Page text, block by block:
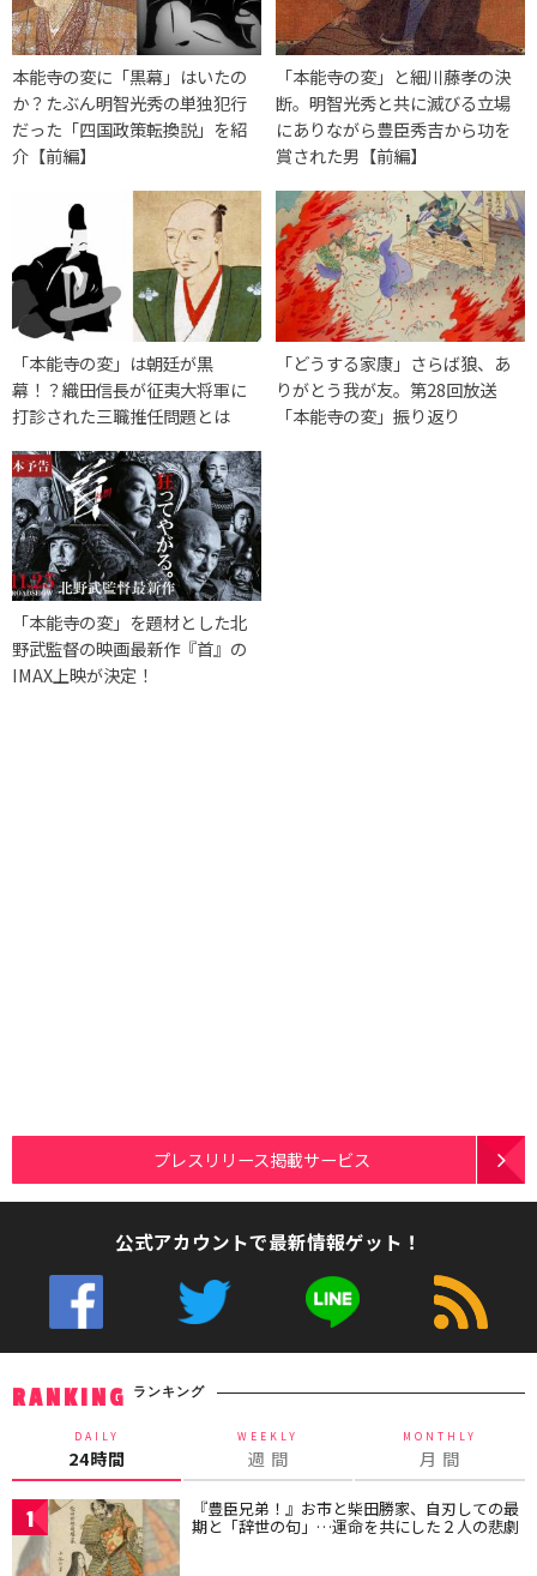
本能寺の変に「黒幕」はいたの
か？たぶん明智光秀の単独犯行
だった「四国政策転換説」を紹
介【前編】
「本能寺の変」と細川藤孝の決
断。明智光秀と共に滅びる立場
にありながら豊臣秀吉から功を
賞された男【前編】
「本能寺の変」は朝廷が黒
幕！？織田信長が征夷大将軍に
打診された三職推任問題とは
「どうする家康」さらば狼、あ
りがとう我が友。第28回放送
「本能寺の変」振り返り
「本能寺の変」を題材とした北
野武監督の映画最新作『首』の
IMAX上映が決定！
プレスリリース掲載サービス
公式アカウントで最新情報ゲット！
RANKING ランキング
DAILY
24時間
WEEKLY
週 間
MONTHLY
月 間
1 『豊臣兄弟！』お市と柴田勝家、自刃しての最
期と「辞世の句」…運命を共にした２人の悲劇